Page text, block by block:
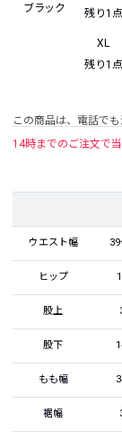
ブラック
残り1点
XL
残り1点
この商品は、電話で
14時までのご注文で
ウエスト幅
ヒップ
股上
股下
もも幅
裾幅